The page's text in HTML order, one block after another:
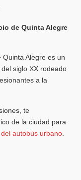
de Quinta Alegre
Quinta Alegre es un
siglo XX rodeado
a la
te
de la ciudad para
autobús urbano.